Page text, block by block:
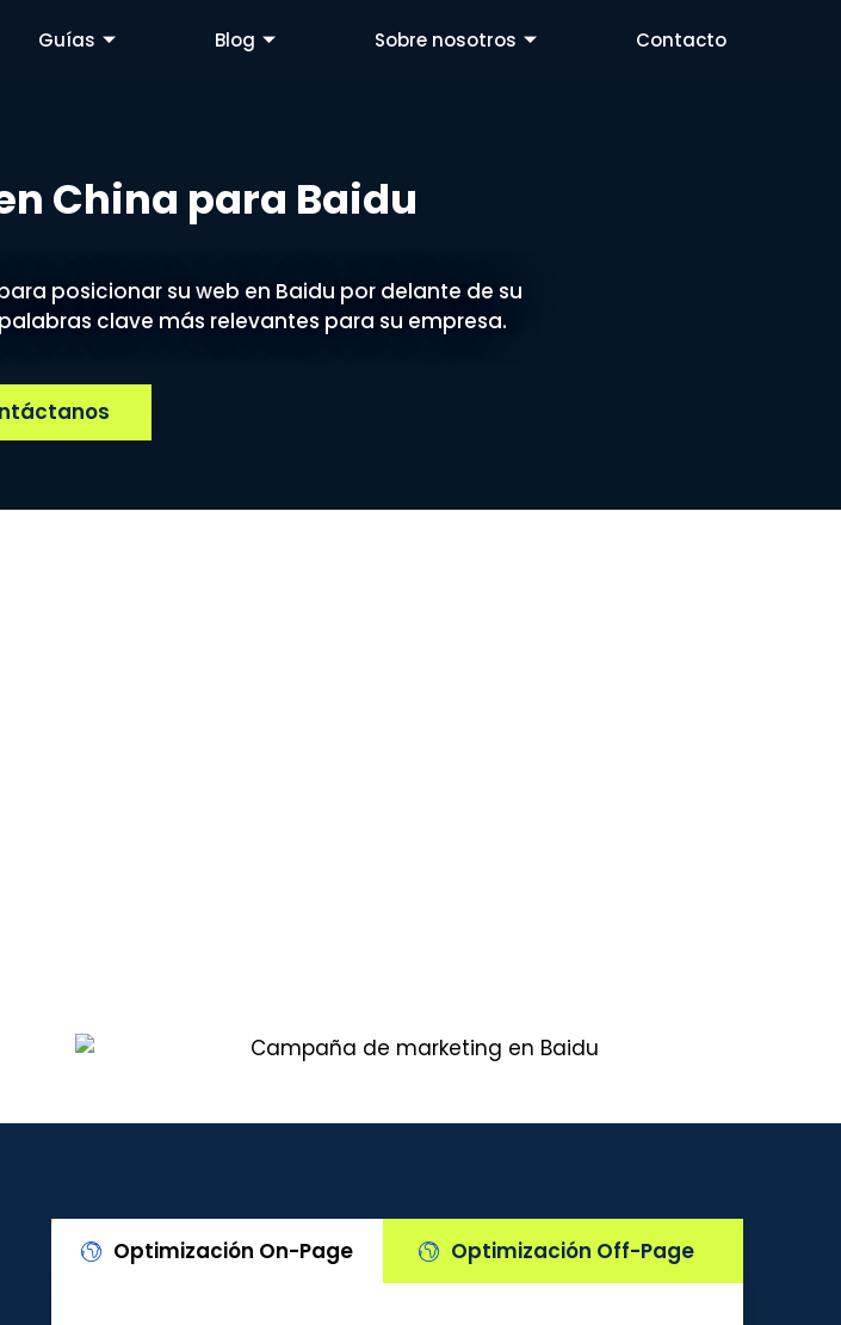
Guías Blog Sobre nosotros Contacto
China para Baidu
posicionar su web en Baidu por delante de su
clave más relevantes para su empresa.
Optimización On-Page Optimización Off-Page